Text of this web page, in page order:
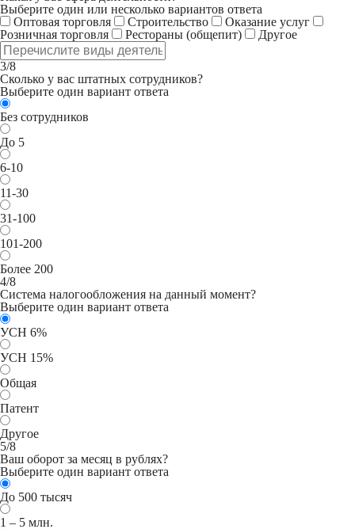
Выберите один или несколько вариантов ответа
Оптовая торговля
Строительство
Оказание услуг
Розничная торговля
Рестораны (общепит) Другое
3/8
Сколько у вас штатных сотрудников?
Выберите один вариант ответа
Без сотрудников
До 5
6-10
11-30
31-100
101-200
Более 200
4/8
Система налогообложения на данный момент?
Выберите один вариант ответа
УСН 6%
УСН 15%
Общая
Патент
Другое
5/8
Ваш оборот за месяц в рублях?
Выберите один вариант ответа
До 500 тысяч
1 – 5 млн.